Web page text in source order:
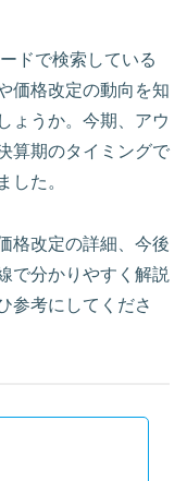
ドで検索している
価格改定の動向を知
ょうか。今期、アウ
算期のタイミングで
した。
格改定の詳細、今後
で分かりやすく解説
参考にしてくださ